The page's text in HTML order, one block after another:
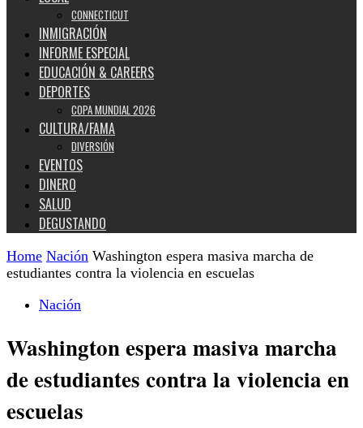
CONNECTICUT
INMIGRACIÓN
INFORME ESPECIAL
EDUCACIÓN & CAREERS
DEPORTES
COPA MUNDIAL 2026
CULTURA/FAMA
DIVERSIÓN
EVENTOS
DINERO
SALUD
DEGUSTANDO
Home Nación Washington espera masiva marcha de
estudiantes contra la violencia en escuelas
Nación
Washington espera masiva marcha
de estudiantes contra la violencia en
escuelas